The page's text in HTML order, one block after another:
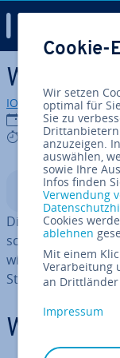
Zum Haupt­in­halt
Was
IONOS Redaktion
02.05.2025
4 mins
Die
schen Ter­ri­to­ri­um
wird jedoch
Startups genutzt.
Was ist
Cookie-
Wir setzen
optimal für
Sie zu
anzuzeigen.
auswählen,
sowie Ihre
Infos finden
Verwendung
Cookies
ablehnen
Mit einem
Verarbeitung
an Drittländer
Impressum